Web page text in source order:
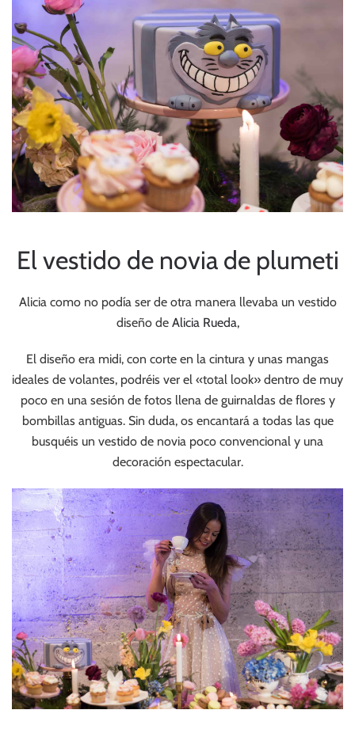
El vestido de novia de plumeti
Alicia como no podía ser de otra manera llevaba un vestido
diseño de Alicia Rueda,
El diseño era midi, con corte en la cintura y unas mangas
ideales de volantes, podréis ver el «total look» dentro de muy
poco en una sesión de fotos llena de guirnaldas de flores y
bombillas antiguas. Sin duda, os encantará a todas las que
busquéis un vestido de novia poco convencional y una
decoración espectacular.